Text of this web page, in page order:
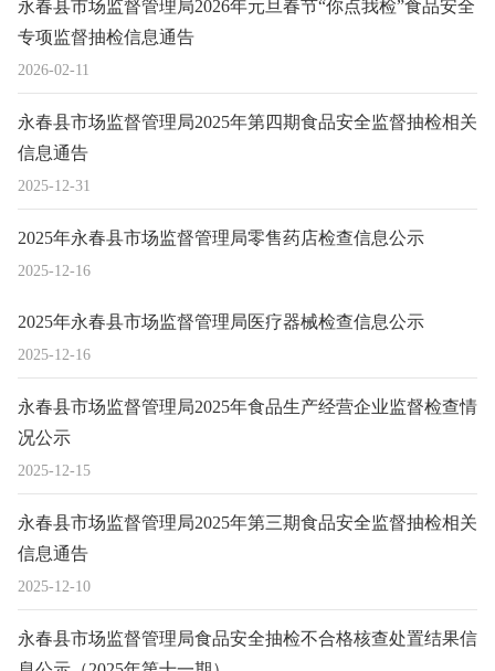
2026-02-11
永春县市场监督管理局2026年元旦春节“你点我检”食品安全
专项监督抽检信息通告
2025-12-31
永春县市场监督管理局2025年第四期食品安全监督抽检相关
信息通告
2025-12-16
2025年永春县市场监督管理局零售药店检查信息公示
2025-12-16
2025年永春县市场监督管理局医疗器械检查信息公示
2025-12-15
永春县市场监督管理局2025年食品生产经营企业监督检查情
况公示
2025-12-10
永春县市场监督管理局2025年第三期食品安全监督抽检相关
信息通告
永春县市场监督管理局食品安全抽检不合格核查处置结果信